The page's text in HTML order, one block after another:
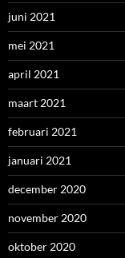
juni 2021
mei 2021
april 2021
maart 2021
februari 2021
januari 2021
december 2020
november 2020
oktober 2020